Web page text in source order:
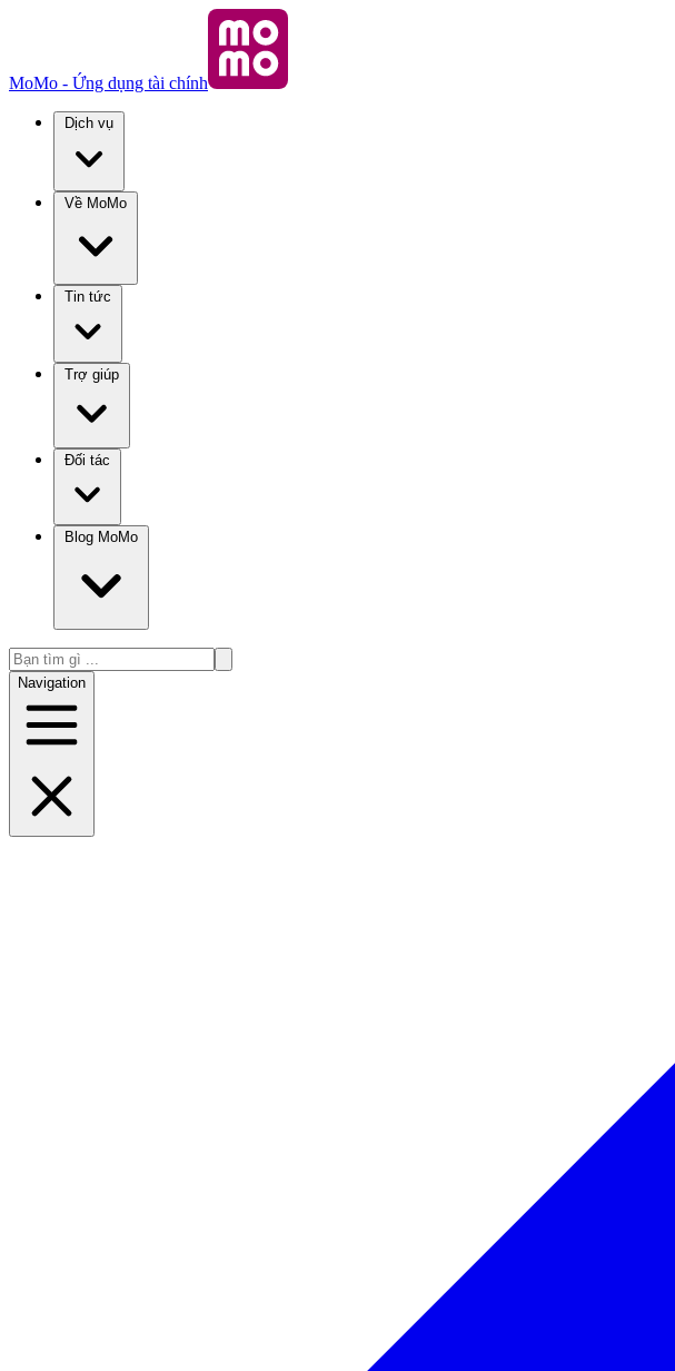
MoMo - Ứng dụng tài chính
Dịch vụ
Về MoMo
Tin tức
Trợ giúp
Đối tác
Blog MoMo
Navigation